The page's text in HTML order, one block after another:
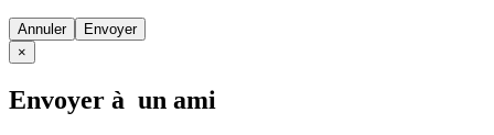
Annuler
×
Envoyer à un ami